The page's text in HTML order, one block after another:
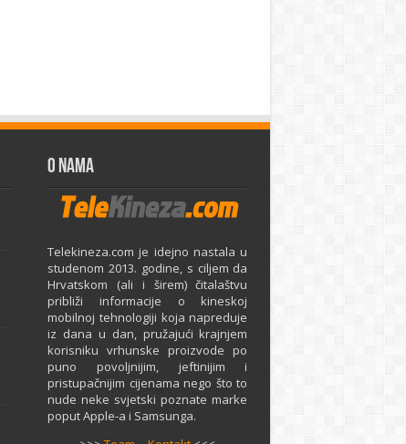
O Nama
Telekineza.com je idejno nastala u
studenom 2013. godine, s ciljem da
Hrvatskom (ali i širem) čitalaštvu
približi informacije o kineskoj
mobilnoj tehnologiji koja napreduje
iz dana u dan, pružajući krajnjem
korisniku vrhunske proizvode po
puno povoljnijim, jeftinijim i
pristupačnijim cijenama nego što to
nude neke svjetski poznate marke
poput Apple-a i Samsunga.